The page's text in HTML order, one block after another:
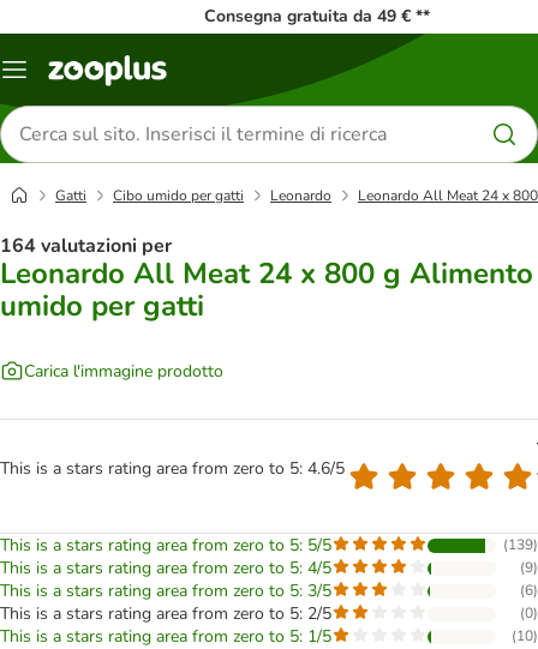
Consegna gratuita da 49 € **
Overview
Cerca
prodotti
Gatti Cibo umido per gatti Leonardo Leonardo All Meat 24 x
164 valutazioni per
Leonardo All Meat 24 x 800 g Alimento
umido per gatti
Carica l'immagine prodotto
This is a stars rating area from zero to 5: 4.6/5
This is a stars rating area from zero to 5: 5/5 (139)
This is a stars rating area from zero to 5: 4/5 (9)
This is a stars rating area from zero to 5: 3/5 (6)
This is a stars rating area from zero to 5: 2/5 (0)
This is a stars rating area from zero to 5: 1/5 (10)